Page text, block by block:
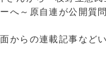
へ～原自連が公開質
からの連載記事など